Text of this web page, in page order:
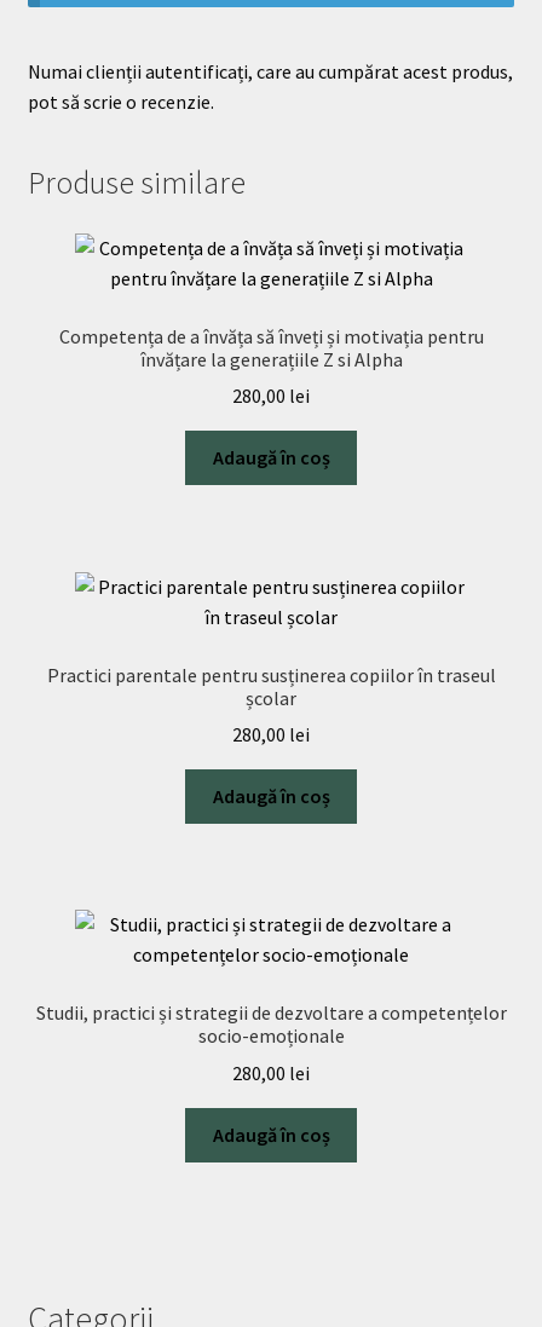
Numai clienții autentificați, care au cumpărat acest produs,
pot să scrie o recenzie.
Produse similare
Competența de a învăța să înveți și motivația pentru
învățare la generațiile Z si Alpha
280,00 lei
Adaugă în coș
Practici parentale pentru susținerea copiilor în traseul
școlar
280,00 lei
Adaugă în coș
Studii, practici și strategii de dezvoltare a competențelor
socio-emoționale
280,00 lei
Adaugă în coș